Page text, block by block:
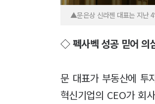
▲문은상 신라젠 대표는 지난
◇ 펙사벡 성공 믿어 의
문 대표가 부동산에 투
혁신기업의 CEO가 회